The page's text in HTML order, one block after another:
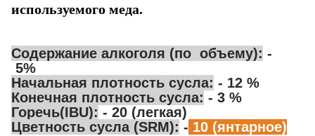
используемого меда.
Содержание алкоголя (по объему): -
5%
Начальная плотность сусла: - 12 %
Конечная плотность сусла: - 3 %
Горечь(IBU): - 20 (легкая)
Цветность сусла (SRM): - 10 (янтарное)